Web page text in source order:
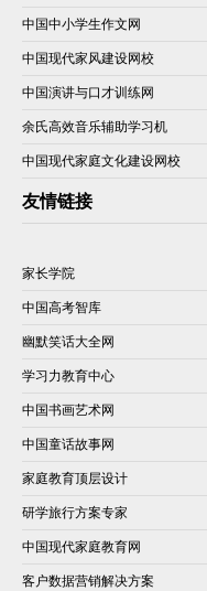
中国中小学生作文网
中国现代家风建设网校
中国演讲与口才训练网
余氏高效音乐辅助学习机
中国现代家庭文化建设网校
友情链接
家长学院
中国高考智库
幽默笑话大全网
学习力教育中心
中国书画艺术网
中国童话故事网
家庭教育顶层设计
研学旅行方案专家
中国现代家庭教育网
客户数据营销解决方案